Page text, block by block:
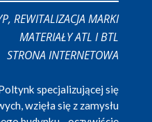
REWITALIZACJA MARKI
MATERIAŁY ATL I BTL
STRONA INTERNETOWA
specjalizującej się
wzięła się z zamysłu